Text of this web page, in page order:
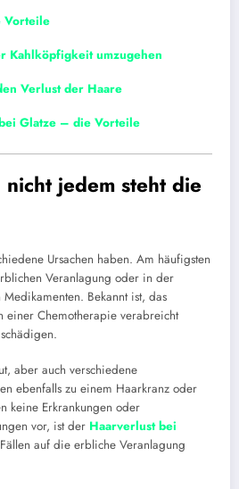
Vorteile
Kahlköpfigkeit umzugehen
Verlust der Haare
Glatze – die Vorteile
jedem steht die
Ursachen haben. Am häufigsten
Veranlagung oder in der
Bekannt ist, das
einer Chemotherapie verabreicht
aber auch verschiedene
ebenfalls zu einem Haarkranz oder
keine Erkrankungen oder
vor, ist der Haarverlust bei
auf die erbliche Veranlagung